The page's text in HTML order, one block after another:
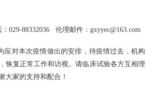
029-88332036 伦理邮件：gxyyec@163.com
对本次疫情做出的安排，待疫情过去，机构
恢复正常工作和访视。请临床试验各方互相理
大家的支持和配合！